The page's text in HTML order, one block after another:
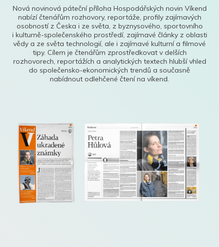
Nová novinová páteční příloha Hospodářských novin Víkend
nabízí čtenářům rozhovory, reportáže, profily zajímavých
osobností z Česka i ze světa, z byznysového, sportovního
i kulturně-společenského prostředí, zajímavé články z oblasti
vědy a ze světa technologií, ale i zajímavé kulturní a filmové
tipy. Cílem je čtenářům zprostředkovat v delších
rozhovorech, reportážích a analytických textech hlubší vhled
do společensko-ekonomických trendů a současně
nabídnout odlehčené čtení na víkend.